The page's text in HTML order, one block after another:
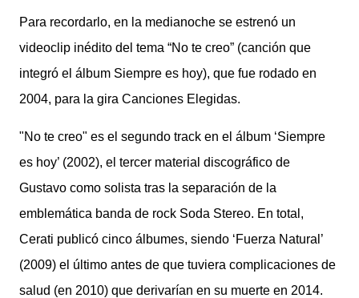
Para recordarlo, en la medianoche se estrenó un
videoclip inédito del tema “No te creo” (canción que
integró el álbum Siempre es hoy), que fue rodado en
2004, para la gira Canciones Elegidas.
"No te creo" es el segundo track en el álbum ‘Siempre
es hoy’ (2002), el tercer material discográfico de
Gustavo como solista tras la separación de la
emblemática banda de rock Soda Stereo. En total,
Cerati publicó cinco álbumes, siendo ‘Fuerza Natural’
(2009) el último antes de que tuviera complicaciones de
salud (en 2010) que derivarían en su muerte en 2014.